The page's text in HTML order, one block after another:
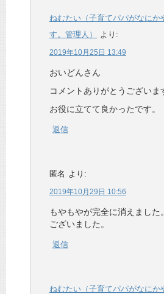
ねむたい（子育てパパがなにか
す。管理人）
より:
2019年10月25日 13:49
おいどんさん
コメントありがとうございま
お役に立てて良かったです。
返信
匿名 より:
2019年10月29日 10:56
もやもやが完全に消えました
ございました。
返信
ねむたい（子育てパパがなにか